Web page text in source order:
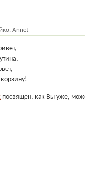
Annet
посвящен, как Вы уже,